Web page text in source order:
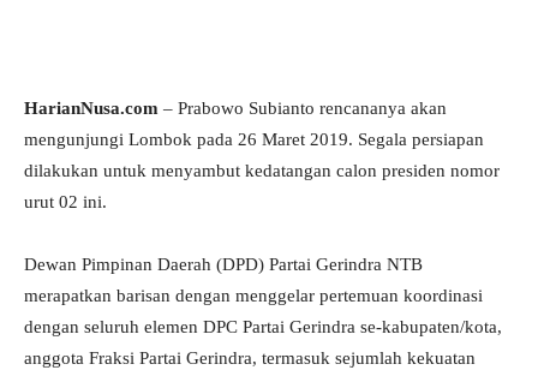
HarianNusa.com – Prabowo Subianto rencananya akan
mengunjungi Lombok pada 26 Maret 2019. Segala persiapan
dilakukan untuk menyambut kedatangan calon presiden nomor
urut 02 ini.
Dewan Pimpinan Daerah (DPD) Partai Gerindra NTB
merapatkan barisan dengan menggelar pertemuan koordinasi
dengan seluruh elemen DPC Partai Gerindra se-kabupaten/kota,
anggota Fraksi Partai Gerindra, termasuk sejumlah kekuatan